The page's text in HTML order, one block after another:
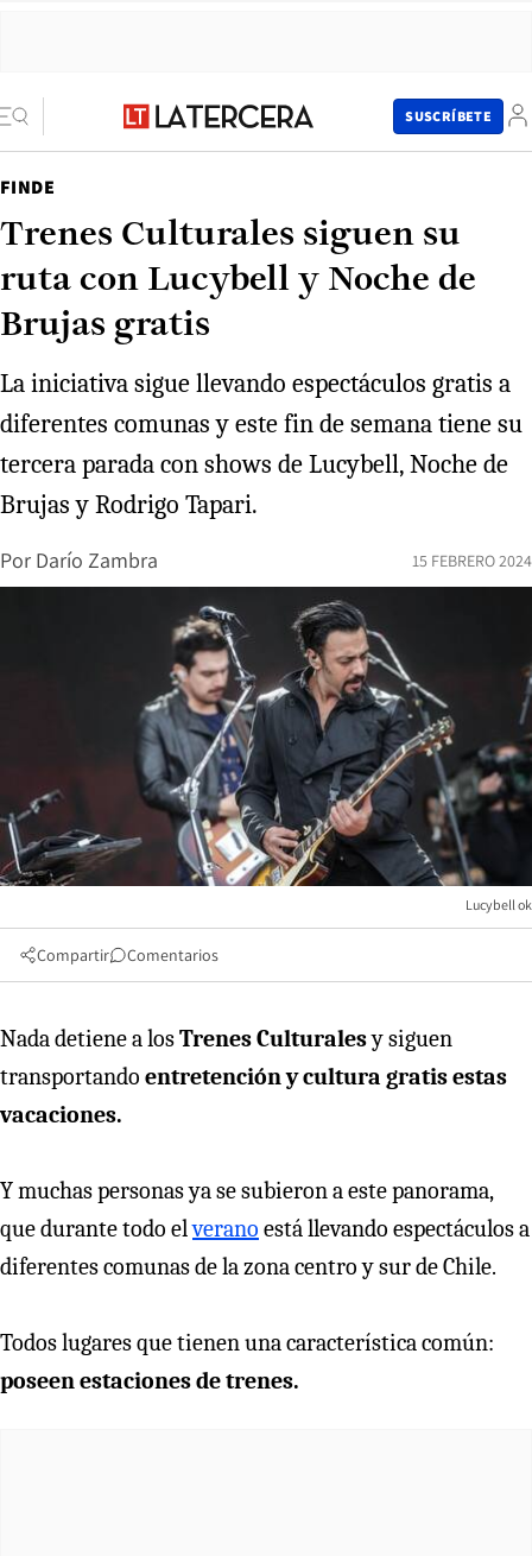
SUSCRÍBETE
FINDE
Trenes Culturales siguen su
ruta con Lucybell y Noche de
Brujas gratis
La iniciativa sigue llevando espectáculos gratis a
diferentes comunas y este fin de semana tiene su
tercera parada con shows de Lucybell, Noche de
Brujas y Rodrigo Tapari.
Por Darío Zambra 15 FEBRERO 2024
Lucybell ok
Compartir Comentarios
Nada detiene a losTrenes Culturalesy siguen
transportando entretención y cultura gratis estas
vacaciones.
Y muchas personas ya se subieron a este panorama,
que durante todo elverano está llevando espectáculos a
diferentes comunas de la zona centro y sur de Chile.
Todos lugares que tienen una característica común:
poseen estaciones de trenes.